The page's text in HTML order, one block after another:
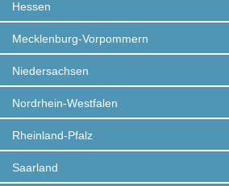
Hessen
Mecklenburg-Vorpommern
Niedersachsen
Nordrhein-Westfalen
Rheinland-Pfalz
Saarland